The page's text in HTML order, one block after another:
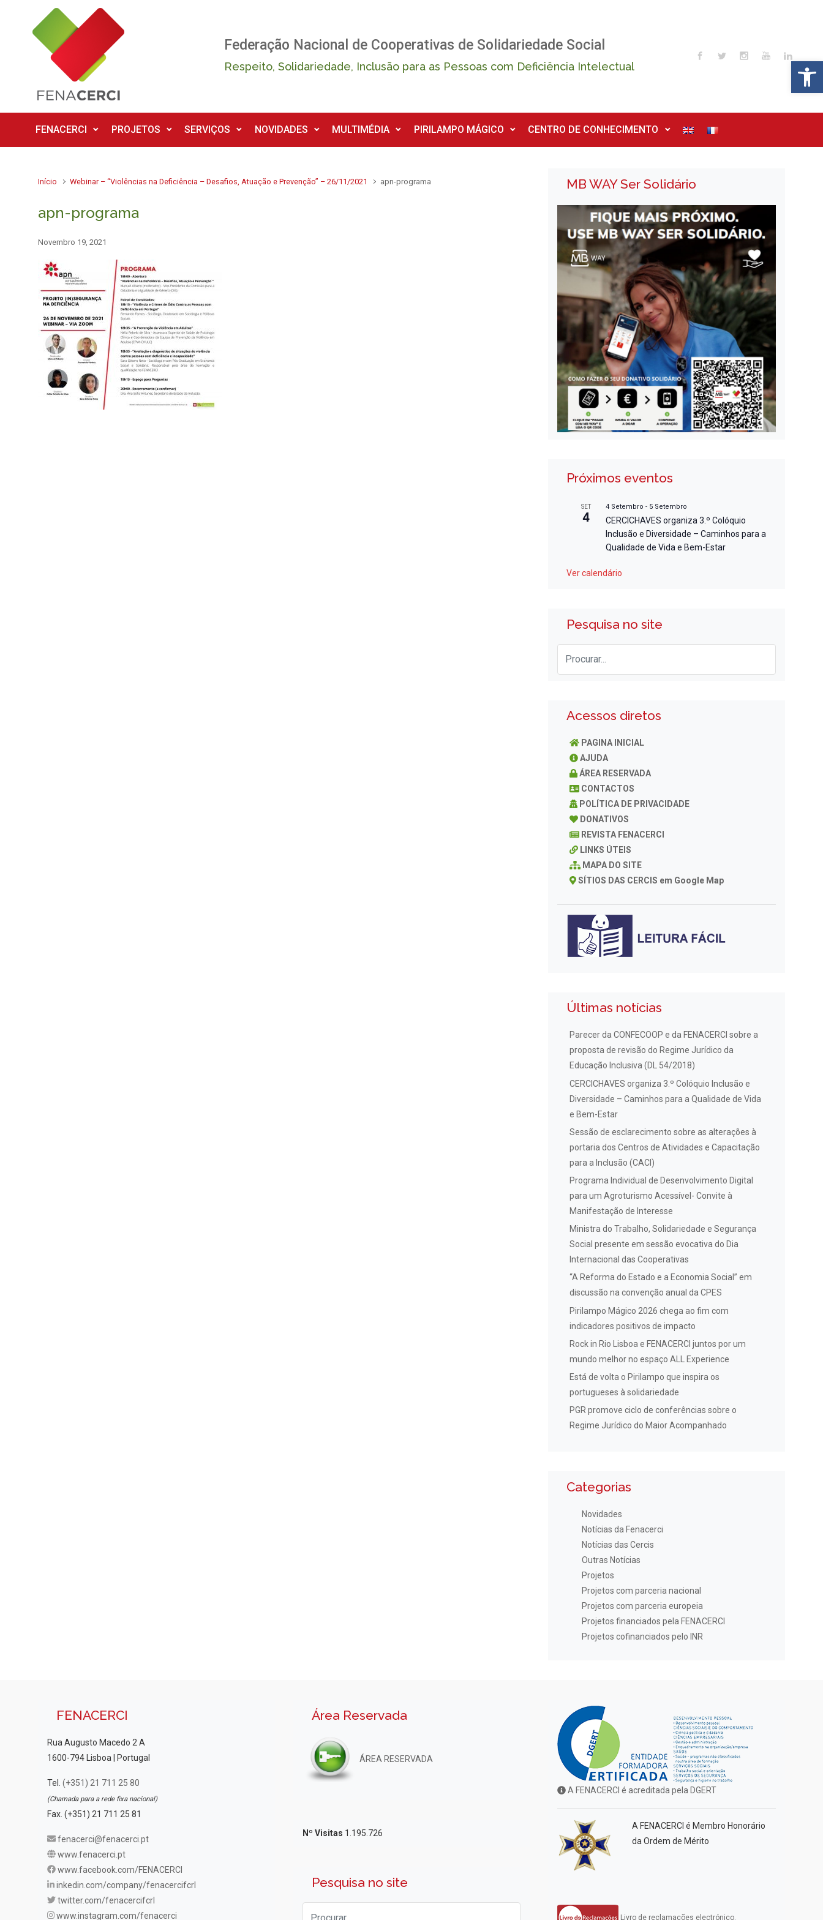
Skip to main content
Federação Nacional de Cooperativas de Solidariedade Social
Respeito, Solidariedade, Inclusão para as Pessoas com Deficiência Intelectual
FENACERCI PROJETOS SERVIÇOS NOVIDADES MULTIMÉDIA PIRILAMPO MÁGICO CENTRO DE CONHECIMENTO
Início Webinar – “Violências na Deficiência – Desafios, Atuação e Prevenção” – 26/11/2021 apn-programa
apn-programa
Novembro 19, 2021
MB WAY Ser Solidário
Próximos eventos
SET
4
4 Setembro - 5 Setembro
CERCICHAVES organiza 3.º Colóquio
Inclusão e Diversidade – Caminhos para a
Qualidade de Vida e Bem-Estar
Ver calendário
Pesquisa no site
Acessos diretos
PAGINA INICIAL
AJUDA
ÁREA RESERVADA
CONTACTOS
POLÍTICA DE PRIVACIDADE
DONATIVOS
REVISTA FENACERCI
LINKS ÚTEIS
MAPA DO SITE
SÍTIOS DAS CERCIS em Google Map
Últimas notícias
Parecer da CONFECOOP e da FENACERCI sobre a
proposta de revisão do Regime Jurídico da
Educação Inclusiva (DL 54/2018)
CERCICHAVES organiza 3.º Colóquio Inclusão e
Diversidade – Caminhos para a Qualidade de Vida
e Bem-Estar
Sessão de esclarecimento sobre as alterações à
portaria dos Centros de Atividades e Capacitação
para a Inclusão (CACI)
Programa Individual de Desenvolvimento Digital
para um Agroturismo Acessível- Convite à
Manifestação de Interesse
Ministra do Trabalho, Solidariedade e Segurança
Social presente em sessão evocativa do Dia
Internacional das Cooperativas
“A Reforma do Estado e a Economia Social” em
discussão na convenção anual da CPES
Pirilampo Mágico 2026 chega ao fim com
indicadores positivos de impacto
Rock in Rio Lisboa e FENACERCI juntos por um
mundo melhor no espaço ALL Experience
Está de volta o Pirilampo que inspira os
portugueses à solidariedade
PGR promove ciclo de conferências sobre o
Regime Jurídico do Maior Acompanhado
Categorias
Novidades
Notícias da Fenacerci
Notícias das Cercis
Outras Notícias
Projetos
Projetos com parceria nacional
Projetos com parceria europeia
Projetos financiados pela FENACERCI
Projetos cofinanciados pelo INR
FENACERCI
Rua Augusto Macedo 2 A
1600-794 Lisboa | Portugal
Tel. (+351) 21 711 25 80
(Chamada para a rede fixa nacional)
Fax. (+351) 21 711 25 81
fenacerci@fenacerci.pt
www.fenacerci.pt
www.facebook.com/FENACERCI
inkedin.com/company/fenacercifcrl
twitter.com/fenacercifcrl
www.instagram.com/fenacerci
Área Reservada
ÁREA RESERVADA
Nº Visitas 1.195.726
Pesquisa no site
A FENACERCI é acreditada pela DGERT
A FENACERCI é Membro Honorário
da Ordem de Mérito
Livro de reclamações electrónico.